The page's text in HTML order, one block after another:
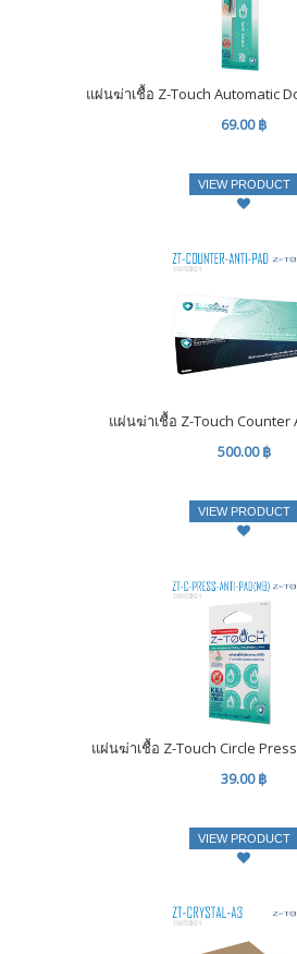
แผ่นฆ่าเชื้อ Z-Touch Automatic
69.00 ฿
VIEW PRODUCT
แผ่นฆ่าเชื้อ Z-Touch Counter
500.00 ฿
VIEW PRODUCT
แผ่นฆ่าเชื้อ Z-Touch Circle
39.00 ฿
VIEW PRODUCT